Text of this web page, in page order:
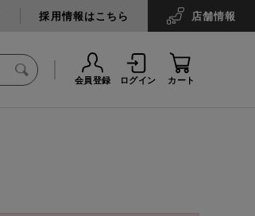
採用情報はこちら 店舗情報
会員登録 ログイン カート